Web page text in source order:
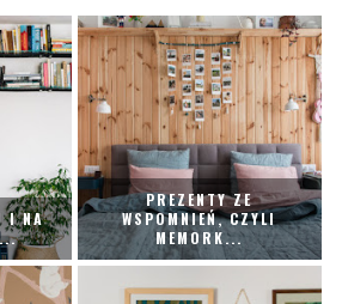
I NA
PREZENTY ZE
WSPOMNIEŃ, CZYLI
MEMORK...